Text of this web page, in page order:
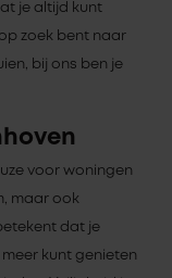
je altijd kunt
zoek bent naar
bij ons ben je
voor woningen
maar ook
dat je
kunt genieten